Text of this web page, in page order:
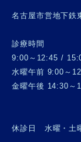
名古屋市営地下鉄
診療時間
9:00～12:45 /
水曜午前 9:00～
金曜午後 14:30～
休診日 水曜・土